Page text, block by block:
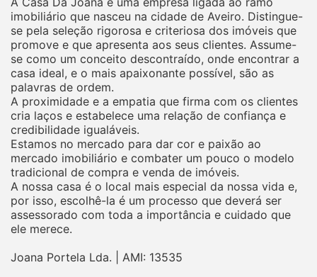
imobiliário que nasceu na cidade de Aveiro. Distingue-
se pela seleção rigorosa e criteriosa dos imóveis que
promove e que apresenta aos seus clientes. Assume-
se como um conceito descontraído, onde encontrar a
casa ideal, e o mais apaixonante possível, são as
palavras de ordem.
A proximidade e a empatia que firma com os clientes
cria laços e estabelece uma relação de confiança e
credibilidade igualáveis.
Estamos no mercado para dar cor e paixão ao
mercado imobiliário e combater um pouco o modelo
tradicional de compra e venda de imóveis.
A nossa casa é o local mais especial da nossa vida e,
por isso, escolhê-la é um processo que deverá ser
assessorado com toda a importância e cuidado que
ele merece.
Joana Portela Lda. | AMI: 13535